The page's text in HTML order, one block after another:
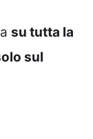
su tutta la
sul